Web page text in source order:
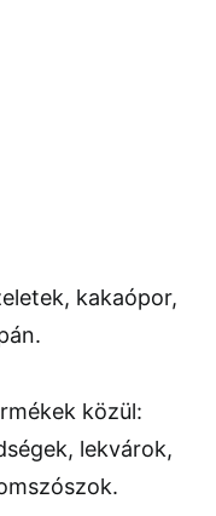
kakaópor,
közül:
lekvárok,